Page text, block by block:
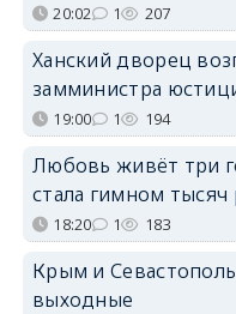
20:02 1 207
Ханский дворец
замминистра
19:00 1 194
Любовь живёт три
стала гимном тысяч
18:20 1 183
Крым и
выходные